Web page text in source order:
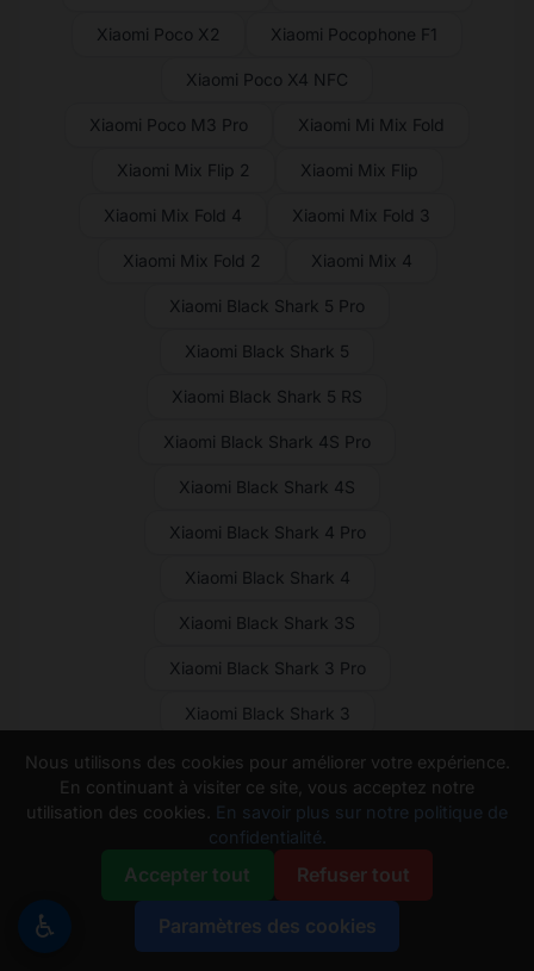
Xiaomi Poco X2 Xiaomi Pocophone F1
Xiaomi Poco X4 NFC
Xiaomi Poco M3 Pro Xiaomi Mi Mix Fold
Xiaomi Mix Flip 2 Xiaomi Mix Flip
Xiaomi Mix Fold 4 Xiaomi Mix Fold 3
Xiaomi Mix Fold 2 Xiaomi Mix 4
Xiaomi Black Shark 5 Pro
Xiaomi Black Shark 5
Xiaomi Black Shark 5 RS
Xiaomi Black Shark 4S Pro
Xiaomi Black Shark 4S
Xiaomi Black Shark 4 Pro
Xiaomi Black Shark 4
Xiaomi Black Shark 3S
Xiaomi Black Shark 3 Pro
Xiaomi Black Shark 3
Xiaomi Black Shark 2 Pro
Xiaomi Black Shark 2
Xiaomi Black Shark Helo
Xiaomi Poco Pad X1
Xiaomi Poco Pad M1
♿
Nous utilisons des cookies pour améliorer votre expérience.
En continuant à visiter ce site, vous acceptez notre
utilisation des cookies.
En savoir plus sur notre politique de
confidentialité.
Accepter tout Refuser tout
Paramètres des cookies